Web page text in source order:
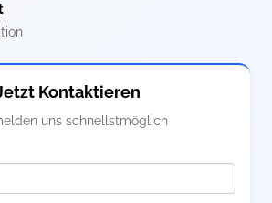
Kontaktieren
uns schnellstmöglich